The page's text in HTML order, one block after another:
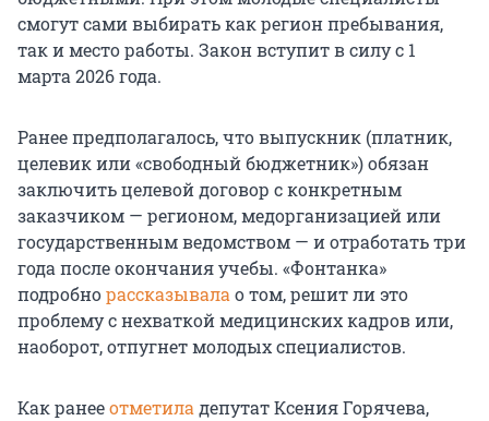
смогут сами выбирать как регион пребывания,
так и место работы. Закон вступит в силу с 1
марта 2026 года.
Ранее предполагалось, что выпускник (платник,
целевик или «свободный бюджетник») обязан
заключить целевой договор с конкретным
заказчиком — регионом, медорганизацией или
государственным ведомством — и отработать три
года после окончания учебы. «Фонтанка»
подробнорассказывала о том, решит ли это
проблему с нехваткой медицинских кадров или,
наоборот, отпугнет молодых специалистов.
Как ранееотметила депутат Ксения Горячева,